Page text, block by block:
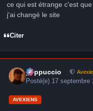
ce qui est étrange c'est
j'ai changé le site
Citer
peppuccio
Posté(e) 17 septembre
AVEXIENS